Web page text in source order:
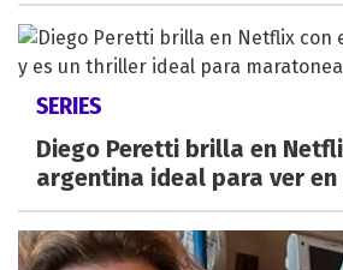
SERIES
Diego Peretti brilla en
argentina ideal para ver